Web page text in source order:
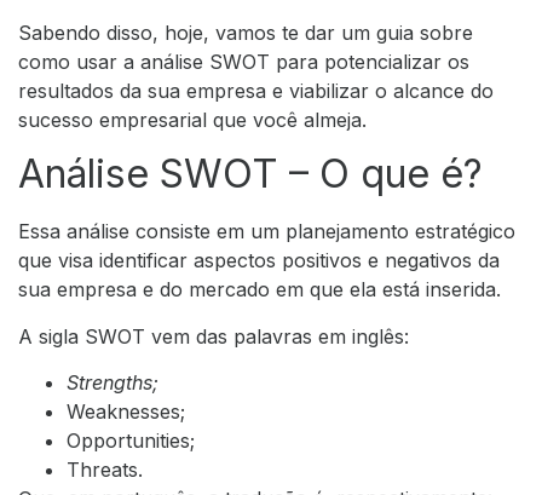
Sabendo disso, hoje, vamos te dar um guia sobre
como usar a análise SWOT para potencializar os
resultados da sua empresa e viabilizar o alcance do
sucesso empresarial que você almeja.
Análise SWOT – O que é?
Essa análise consiste em um planejamento estratégico
que visa identificar aspectos positivos e negativos da
sua empresa e do mercado em que ela está inserida.
A sigla SWOT vem das palavras em inglês:
Strengths;
Weaknesses;
Opportunities;
Threats.